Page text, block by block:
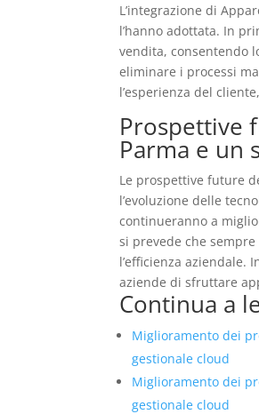
L’integrazione di
l’hanno adottata. In
vendita, consentendo
eliminare i processi
l’esperienza del
Prospettive
Parma e un
Le prospettive future
l’evoluzione delle
continueranno a
si prevede che
l’efficienza
aziende di sfruttare
Continua a
Miglioramento dei
gestionale cloud
Miglioramento dei
gestionale cloud